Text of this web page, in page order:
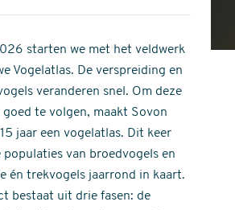
stars
of
stars
starten we met het veldwerk
Vogelatlas. De verspreiding en
veranderen snel. Om deze
te volgen, maakt Sovon
jaar een vogelatlas. Dit keer
populaties van broedvogels en
én trekvogels jaarrond in kaart.
bestaat uit drie fasen: de